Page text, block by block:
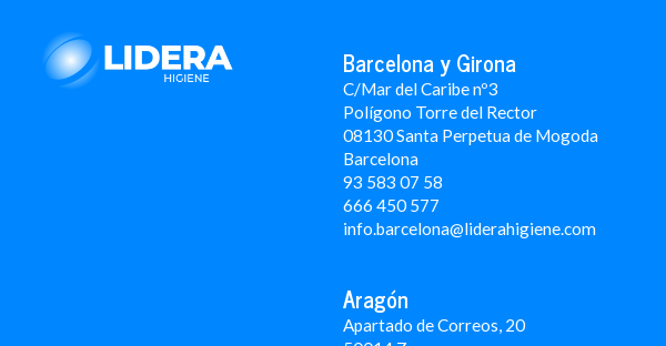
Barcelona y Girona
C/Mar del Caribe nº3
Polígono Torre del Rector
08130 Santa Perpetua de Mogoda
Barcelona
93 583 07 58
666 450 577
info.barcelona@liderahigiene.com
Aragón
Apartado de Correos, 20